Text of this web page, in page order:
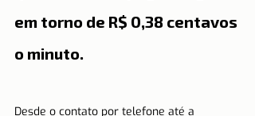
em torno de R$ 0,38 centavos
o minuto.
Desde o contato por telefone até a